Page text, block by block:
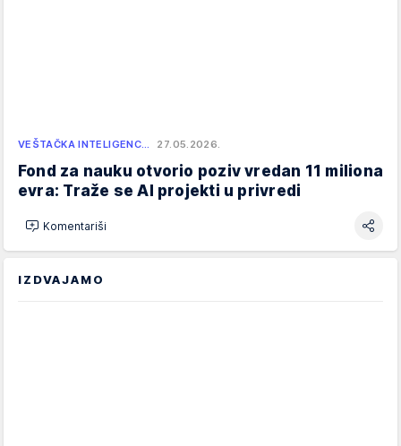
VEŠTAČKA INTELIGENC… 27.05.2026.
Fond za nauku otvorio poziv vredan 11 miliona
evra: Traže se AI projekti u privredi
Komentariši
IZDVAJAMO